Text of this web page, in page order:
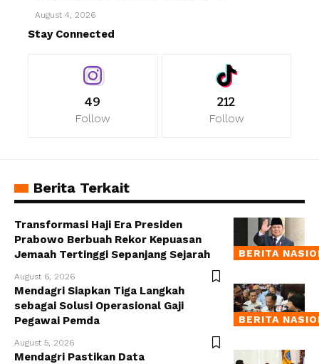
August 4, 2026
Stay Connected
49
Follow
212
Follow
Berita Terkait
BERITA
Transformasi Haji Era Presiden
Prabowo Berbuah Rekor Kepuasan
Jemaah Tertinggi Sepanjang Sejarah
August 6, 2026
BERITA
Mendagri Siapkan Tiga Langkah
sebagai Solusi Operasional Gaji
Pegawai Pemda
August 5, 2026
Mendagri Pastikan Data